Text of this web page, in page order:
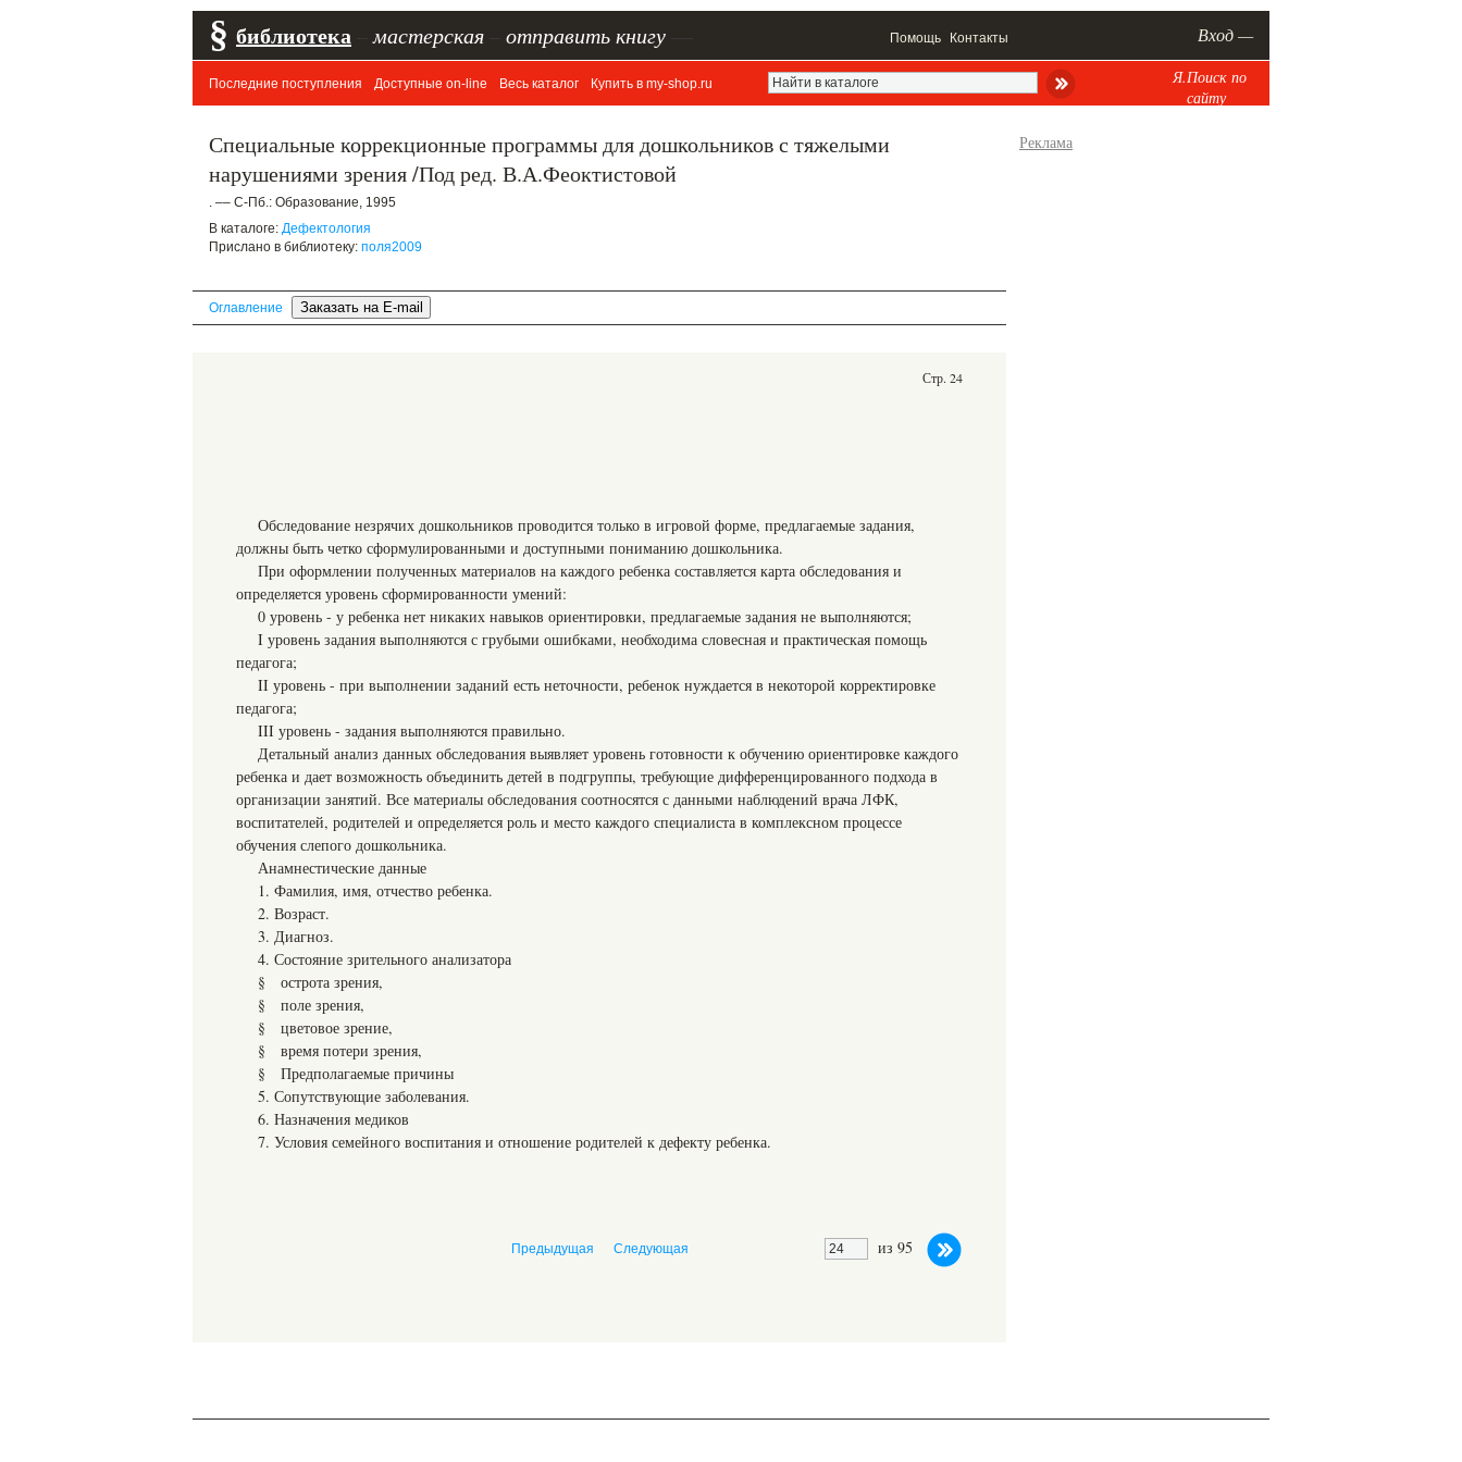
§ библиотека мастерская отправить книгу Помощь Контакты Вход —
Последние поступления Доступные on-line Весь каталог Купить в my-shop.ru
Я.Поиск по
сайту
Специальные коррекционные программы для дошкольников с тяжелыми
нарушениями зрения /Под ред. В.А.Феоктистовой
. –– С-Пб.: Образование, 1995
В каталоге: Дефектология
Прислано в библиотеку: поля2009
Оглавление
Стр. 24
Обследование незрячих дошкольников проводится только в игровой форме, предлагаемые задания,
должны быть четко сформулированными и доступными пониманию дошкольника.
При оформлении полученных материалов на каждого ребенка составляется карта обследования и
определяется уровень сформированности умений:
0 уровень - у ребенка нет никаких навыков ориентировки, предлагаемые задания не выполняются;
I уровень задания выполняются с грубыми ошибками, необходима словесная и практическая помощь
педагога;
II уровень - при выполнении заданий есть неточности, ребенок нуждается в некоторой корректировке
педагога;
III уровень - задания выполняются правильно.
Детальный анализ данных обследования выявляет уровень готовности к обучению ориентировке каждого
ребенка и дает возможность объединить детей в подгруппы, требующие дифференцированного подхода в
организации занятий. Все материалы обследования соотносятся с данными наблюдений врача ЛФК,
воспитателей, родителей и определяется роль и место каждого специалиста в комплексном процессе
обучения слепого дошкольника.
Анамнестические данные
1. Фамилия, имя, отчество ребенка.
2. Возраст.
3. Диагноз.
4. Состояние зрительного анализатора
§ острота зрения,
§ поле зрения,
§ цветовое зрение,
§ время потери зрения,
§ Предполагаемые причины
5. Сопутствующие заболевания.
6. Назначения медиков
7. Условия семейного воспитания и отношение родителей к дефекту ребенка.
из 95
Предыдущая Следующая
Реклама